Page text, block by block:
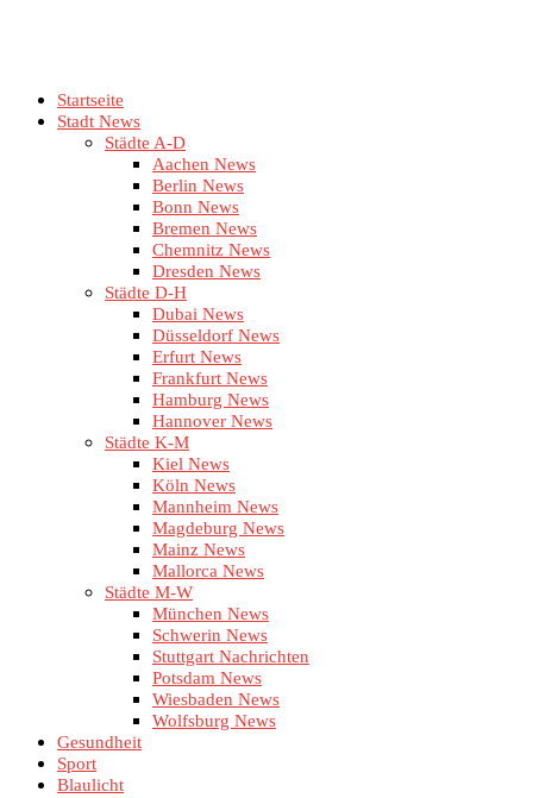
Startseite
Stadt News
Städte A-D
Aachen News
Berlin News
Bonn News
Bremen News
Chemnitz News
Dresden News
Städte D-H
Dubai News
Düsseldorf News
Erfurt News
Frankfurt News
Hamburg News
Hannover News
Städte K-M
Kiel News
Köln News
Mannheim News
Magdeburg News
Mainz News
Mallorca News
Städte M-W
München News
Schwerin News
Stuttgart Nachrichten
Potsdam News
Wiesbaden News
Wolfsburg News
Gesundheit
Sport
Blaulicht